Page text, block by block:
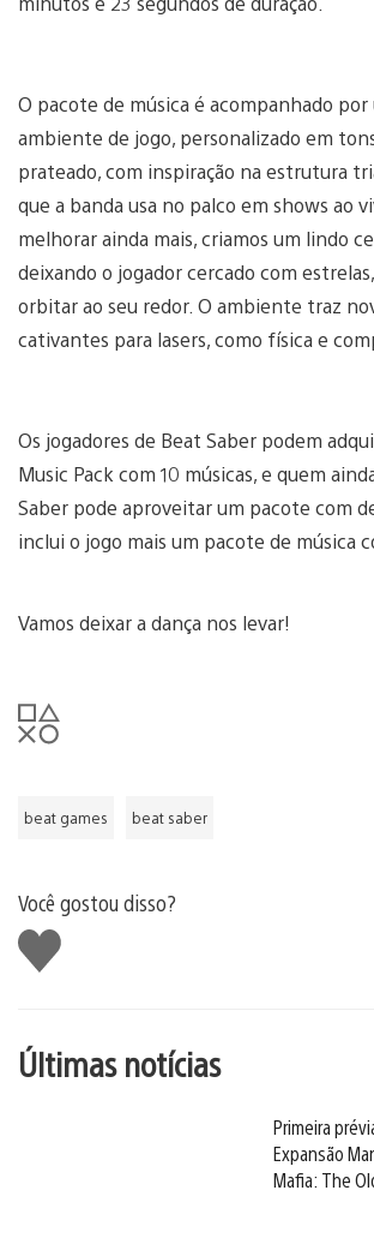
O pacote de música é acompanhado por
ambiente de jogo, personalizado em
prateado, com inspiração na estrutura
que a banda usa no palco em shows ao
melhorar ainda mais, criamos um lindo
deixando o jogador cercado com
orbitar ao seu redor. O ambiente traz
cativantes para lasers, como física e
Os jogadores de Beat Saber podem
Music Pack com 10 músicas, e quem
Saber pode aproveitar um pacote com
inclui o jogo mais um pacote de música
Vamos deixar a dança nos levar!
beat games beat saber
Você gostou disso?
Curtir
Últimas notícias
Primeira
Expansão
Mafia: The